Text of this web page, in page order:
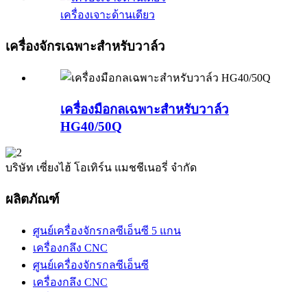
เครื่องเจาะด้านเดียว
เครื่องจักรเฉพาะสำหรับวาล์ว
เครื่องมือกลเฉพาะสำหรับวาล์ว
HG40/50Q
บริษัท เซี่ยงไฮ้ โอเทิร์น แมชชีเนอรี่ จำกัด
ผลิตภัณฑ์
ศูนย์เครื่องจักรกลซีเอ็นซี 5 แกน
เครื่องกลึง CNC
ศูนย์เครื่องจักรกลซีเอ็นซี
เครื่องกลึง CNC